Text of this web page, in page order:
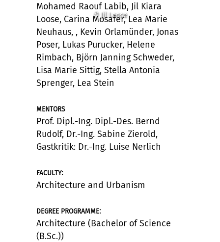
© Jil Loose
Mohamed Raouf Labib, Jil Kiara
Loose, Carina Mosafer, Lea Marie
Neuhaus, , Kevin Orlamünder, Jonas
Poser, Lukas Purucker, Helene
Rimbach, Björn Janning Schweder,
Lisa Marie Sittig, Stella Antonia
Sprenger, Lea Stein
MENTORS
Prof. Dipl.-Ing. Dipl.-Des. Bernd
Rudolf, Dr.-Ing. Sabine Zierold,
Gastkritik: Dr.-Ing. Luise Nerlich
FACULTY:
Architecture and Urbanism
DEGREE PROGRAMME:
Architecture (Bachelor of Science
(B.Sc.))